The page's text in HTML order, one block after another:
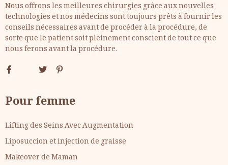
Nous offrons les meilleures chirurgies grâce aux nouvelles
technologies et nos médecins sont toujours prêts à fournir les
conseils nécessaires avant de procéder à la procédure, de
sorte que le patient soit pleinement conscient de tout ce que
nous ferons avant la procédure.
Pour femme
Lifting des Seins Avec Augmentation
Liposuccion et injection de graisse
Makeover de Maman